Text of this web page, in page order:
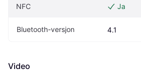
NFC Ja
Bluetooth-versjon 4.1
Video